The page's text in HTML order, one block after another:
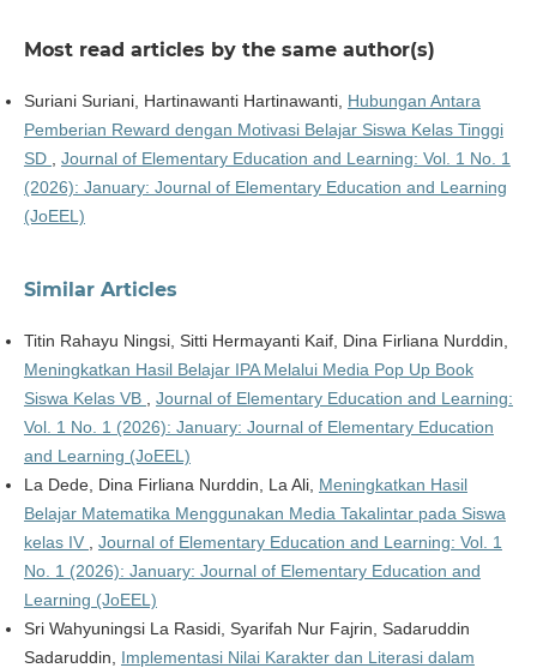
Most read articles by the same author(s)
Suriani Suriani, Hartinawanti Hartinawanti, Hubungan Antara
Pemberian Reward dengan Motivasi Belajar Siswa Kelas Tinggi
SD
Journal of Elementary Education and Learning: Vol. 1 No. 1
(2026): January: Journal of Elementary Education and Learning
(JoEEL)
Similar Articles
Titin Rahayu Ningsi, Sitti Hermayanti Kaif, Dina Firliana Nurddin,
Meningkatkan Hasil Belajar IPA Melalui Media Pop Up Book
Siswa Kelas VB
Journal of Elementary Education and Learning:
Vol. 1 No. 1 (2026): January: Journal of Elementary Education
and Learning (JoEEL)
La Dede, Dina Firliana Nurddin, La Ali, Meningkatkan Hasil
Belajar Matematika Menggunakan Media Takalintar pada Siswa
kelas IV
Journal of Elementary Education and Learning: Vol. 1
No. 1 (2026): January: Journal of Elementary Education and
Learning (JoEEL)
Sri Wahyuningsi La Rasidi, Syarifah Nur Fajrin, Sadaruddin
Sadaruddin, Implementasi Nilai Karakter dan Literasi dalam